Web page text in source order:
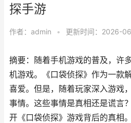
探手游
作者： admin • 更新时间：2026-
摘要：随着手机游戏的普及，许
机游戏。《口袋侦探》作为一款
喜爱。但是，随着玩家深入游戏
事情。这些事情是真相还是谎言
开《口袋侦探》游戏背后的真相